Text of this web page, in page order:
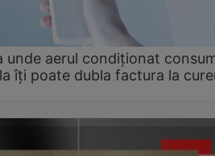
unde aerul condiționat
îți poate dubla factura la